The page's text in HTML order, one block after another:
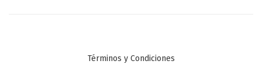
Términos y Condiciones